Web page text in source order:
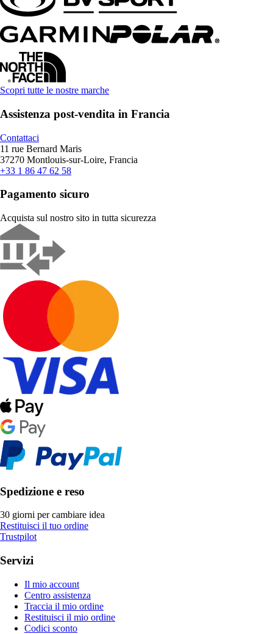
Scopri tutte le nostre marche
Assistenza post-vendita in Francia
Contattaci
11 rue Bernard Maris
37270 Montlouis-sur-Loire, Francia
+33 1 86 47 62 58
Pagamento sicuro
Acquista sul nostro sito in tutta sicurezza
Spedizione e reso
30 giorni per cambiare idea
Restituisci il tuo ordine
Trustpilot
Servizi
Il mio account
Centro assistenza
Traccia il mio ordine
Restituisci il mio ordine
Codici sconto